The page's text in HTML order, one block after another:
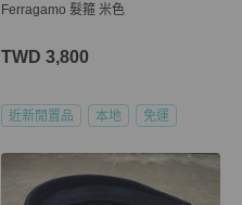
Ferragamo 髮箍 米色
TWD 3,800
近新閒置品 本地 免運